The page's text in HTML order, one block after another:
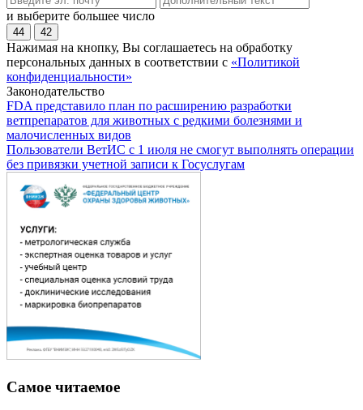
и выберите большее число
44 42
Нажимая на кнопку, Вы соглашаетесь на обработку
персональных данных в соответствии с «Политикой
конфиденциальности»
Законодательство
FDA представило план по расширению разработки
ветпрепаратов для животных с редкими болезнями и
малочисленных видов
Пользователи ВетИС с 1 июля не смогут выполнять операции
без привязки учетной записи к Госуслугам
Самое читаемое